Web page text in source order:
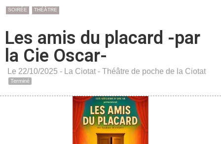
SOIRÉE THÉÂTRE
Les amis du placard -par
la Cie Oscar-
Le 22/10/2025 - La Ciotat - Théâtre de poche de la Ciotat
Terminé